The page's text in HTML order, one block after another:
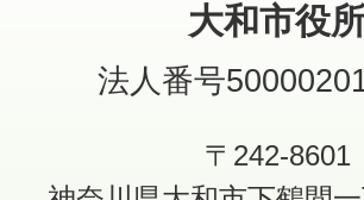
大和市役
法人番号
〒242-8601